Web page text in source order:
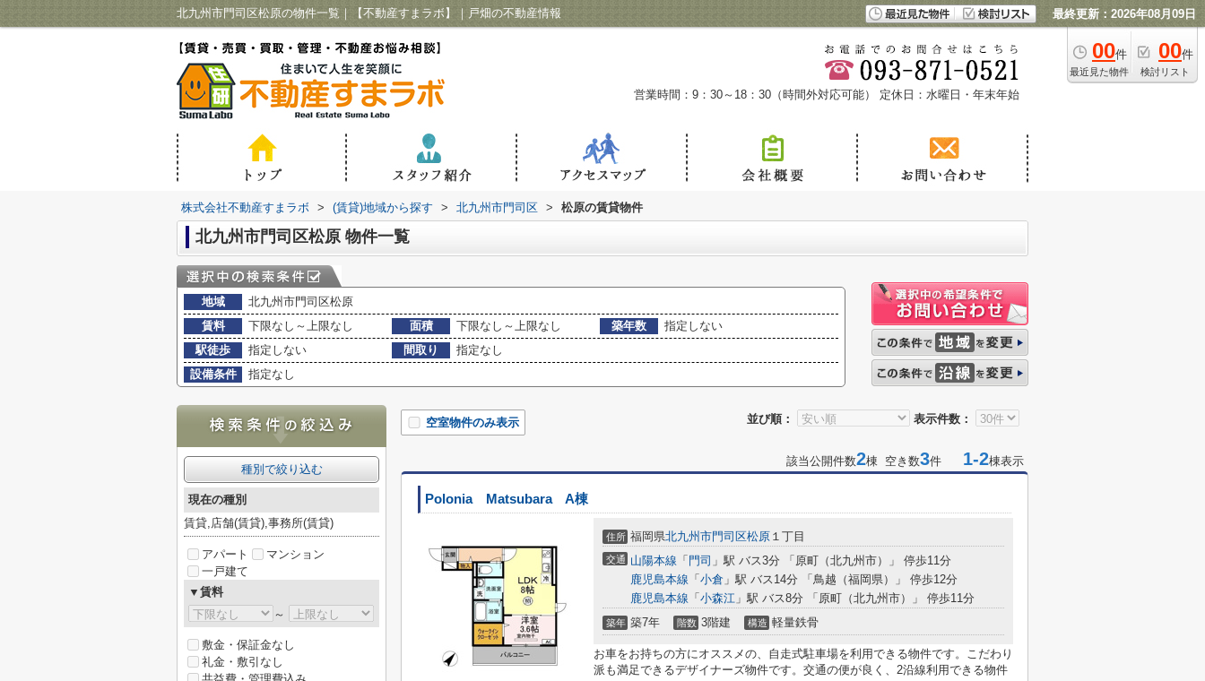
北九州市門司区松原の物件一覧｜【不動産すまラボ】｜戸畑の不動産情報 最終更新：2026年08月09日
00件
最近見た物件
00件
検討リスト
営業時間：9：30～18：30（時間外対応可能） 定休日：水曜日・年末年始
株式会社不動産すまラボ > (賃貸)地域から探す > 北九州市門司区 > 松原の賃貸物件
北九州市門司区松原 物件一覧
地域
北九州市門司区松原
賃料
下限なし～上限なし 面積 下限なし～上限なし 築年数
指定しない
駅徒歩
指定しない 間取り
指定なし
設備条件
指定なし
並び順： 表示件数：
空室物件のみ表示
該当公開件数2棟 空き数3件 1-2棟表示
Polonia Matsubara A棟
住所 福岡県北九州市門司区松原 １丁目
交通 山陽本線 「 門司 」駅 バス3分 「原町（北九州市）」 停歩11分
鹿児島本線 「 小倉 」駅 バス14分 「鳥越（福岡県）」 停歩12分
鹿児島本線 「 小森江 」駅 バス8分 「原町（北九州市）」 停歩11分
築年 築7年 階数 3階建 構造 軽量鉄骨
お車をお持ちの方にオススメの、自走式駐車場を利用できる物件です。こだわり
派も満足できるデザイナーズ物件です。交通の便が良く、2沿線利用できる物件
種別で絞り込む
現在の種別
賃貸,店舗(賃貸),事務所(賃貸)
アパート
マンション
一戸建て
▼賃料
～
敷金・保証金なし
礼金・敷引なし